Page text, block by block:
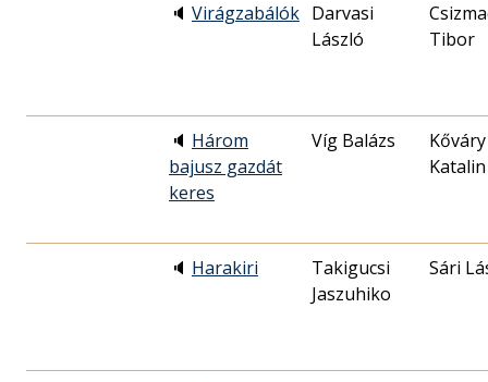
🔈 Virágzabálók Darvasi
László
Tibor
🔈 Három
bajusz gazdát
keres
Víg Balázs
Kőváry
Katalin
🔈 Harakiri
Takigucsi
Jaszuhiko
Sári